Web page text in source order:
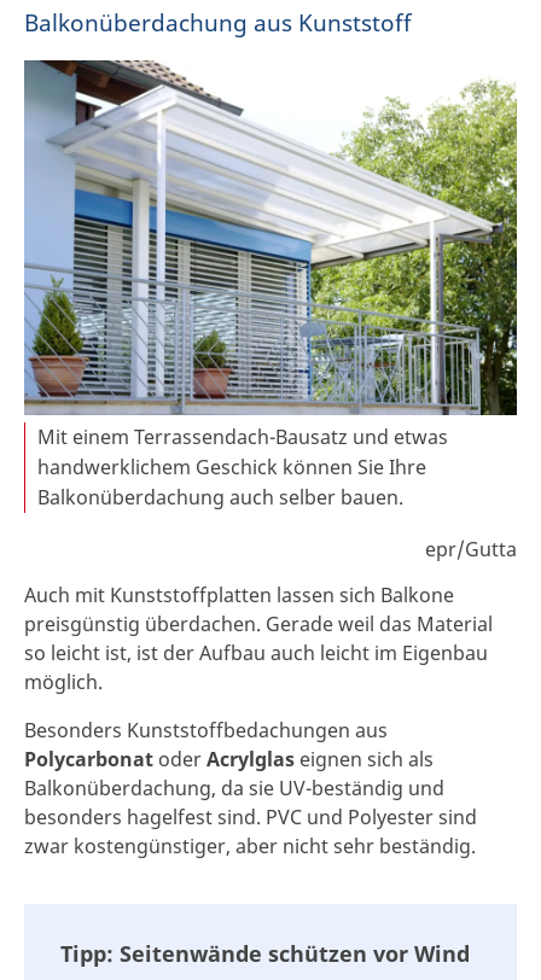
Balkonüberdachung aus Kunststoff
Mit einem Terrassendach-Bausatz und etwas
handwerklichem Geschick können Sie Ihre
Balkonüberdachung auch selber bauen.
epr/Gutta
Auch mit Kunststoffplatten lassen sich Balkone
preisgünstig überdachen. Gerade weil das Material
so leicht ist, ist der Aufbau auch leicht im Eigenbau
möglich.
Besonders Kunststoffbedachungen aus
Polycarbonat oderAcrylglas eignen sich als
Balkonüberdachung, da sie UV-beständig und
besonders hagelfest sind. PVC und Polyester sind
zwar kostengünstiger, aber nicht sehr beständig.
Tipp: Seitenwände schützen vor Wind